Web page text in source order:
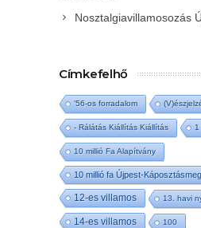
Nosztalgiavillamosozás
Címkefelhő
'56-os forradalom
- Rálátás Kiállítás Kiállítás 1
10 millió Fa Alapítvány
10 millió fa Újpest-
12-es villamos 13. havi
14-es villamos 100